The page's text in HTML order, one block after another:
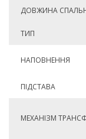
ДОВЖИНА
ТИП
НАПОВНЕННЯ
ПІДСТАВА
МЕХАНІЗМ